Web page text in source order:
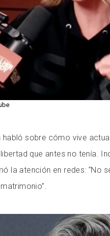
habló sobre cómo vive
que antes no tenía.
la atención en redes: “No